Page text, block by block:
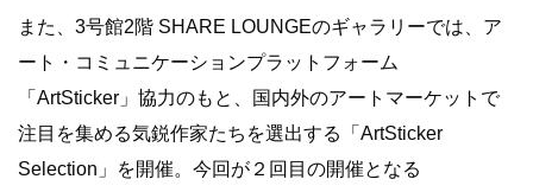
また、3号館2階 SHARE LOUNGEのギャラリーでは、ア
ート・コミュニケーションプラットフォーム
「ArtSticker」協力のもと、国内外のアートマーケットで
注目を集める気鋭作家たちを選出する「ArtSticker
Selection」を開催。今回が２回目の開催となる